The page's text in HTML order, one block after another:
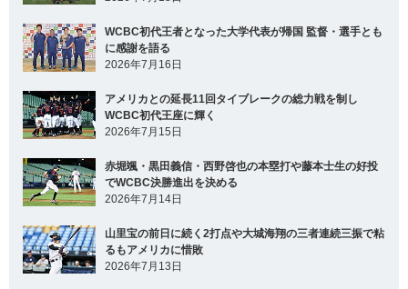
WCBC初代王者となった大学代表が帰国 監督・選手とも
に感謝を語る
2026年7月16日
アメリカとの延長11回タイブレークの総力戦を制し
WCBC初代王座に輝く
2026年7月15日
赤堀颯・黒田義信・西野啓也の本塁打や藤本士生の好投
でWCBC決勝進出を決める
2026年7月14日
山里宝の前日に続く2打点や大城海翔の三者連続三振で粘
るもアメリカに惜敗
2026年7月13日